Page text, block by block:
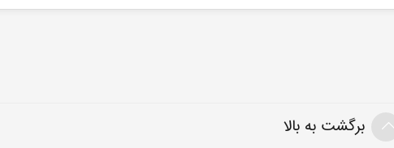
برگشت به بالا